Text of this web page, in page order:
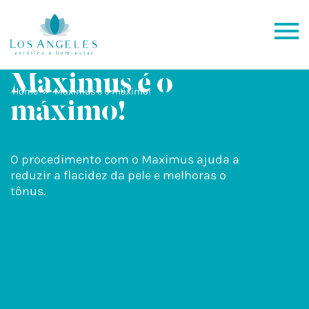
Home»Maximus é o máximo!
Maximus é o
máximo!
O procedimento com o Maximus ajuda a
reduzir a flacidez da pele e melhoras o
tônus.